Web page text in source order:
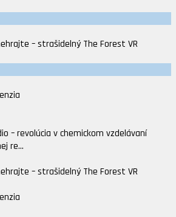
– strašidelný The Forest VR
– revolúcia v chemickom vzdelávaní
re...
– strašidelný The Forest VR